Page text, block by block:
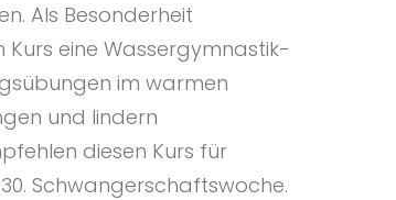
Als Besonderheit
Kurs eine Wassergymnastik-
im warmen
und lindern
diesen Kurs für
Schwangerschaftswoche.